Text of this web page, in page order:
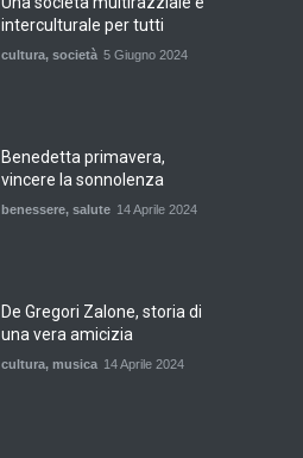
interculturale per tutti
cultura, società 5 Giugno 2024
Benedetta primavera,
vincere la sonnolenza
benessere, salute 14 Aprile 2024
De Gregori Zalone, storia di
una vera amicizia
cultura, musica 14 Aprile 2024